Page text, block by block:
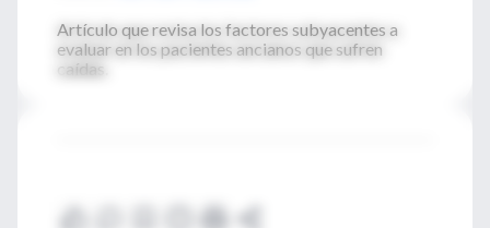
Artículo que revisa los factores subyacentes a
evaluar en los pacientes ancianos que sufren
caídas.